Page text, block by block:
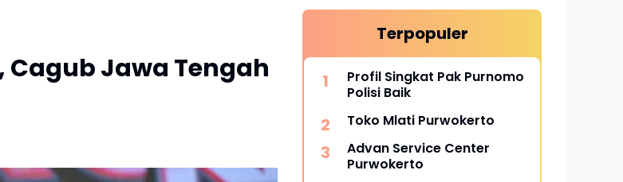
Cagub Jawa Tengah
Terpopuler
Profil Singkat Pak Purnomo
Polisi Baik
Toko Mlati Purwokerto
Advan Service Center
Purwokerto